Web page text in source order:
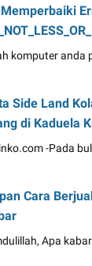
komputer anda
Side Land
di Kaduela
-Pada
Cara
Apa